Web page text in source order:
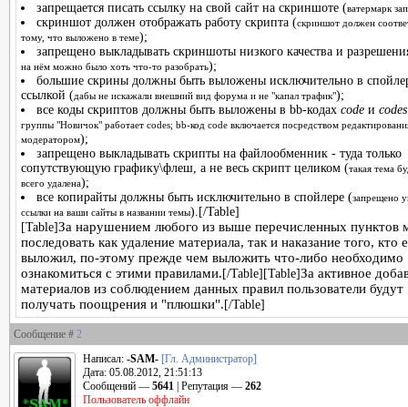
запрещается писать ссылку на свой сайт на скриншоте (ватермарк
скриншот должен отображать работу скрипта (скриншот должен
тому, что выложено в теме);
запрещено выкладывать скриншоты низкого качества и
на нём можно было хоть что-то разобрать);
большие скрины должны быть выложены исключительно в
ссылкой (дабы не искажали внешний вид форума и не "капал трафик");
все коды скриптов должны быть выложены в bb-кодах code и codes
группы "Новичок" работает codes; bb-код code включается посредством
модератором);
запрещено выкладывать скрипты на файлообменник - туда только
сопутствующую графику\флеш, а не весь скрипт целиком (такая тема
всего удалена);
все копирайты должны быть исключительно в спойлере (запрещено
ссылки на ваши сайты в названии темы).[/Table]
[Table]За нарушением любого из выше перечисленных пунктов
последовать как удаление материала, так и наказание того, кто
выложил, по-этому прежде чем выложить что-либо необходимо
ознакомиться с этими правилами. [/Table][Table]За активное
материалов из соблюдением данных правил пользователи будут
получать поощрения и "плюшки". [/Table]
Сообщение # 2
Написал: -SAM- [Гл. Администратор]
Дата: 05.08.2012, 21:51:13
Сообщений — 5641 | Репутация — 262
Пользователь оффлайн